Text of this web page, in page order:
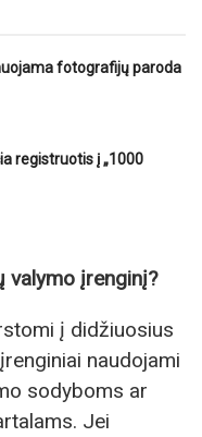
fotografijų paroda
registruotis į „1000
valymo įrenginį?
į didžiuosius
naudojami
sodyboms ar
Jei